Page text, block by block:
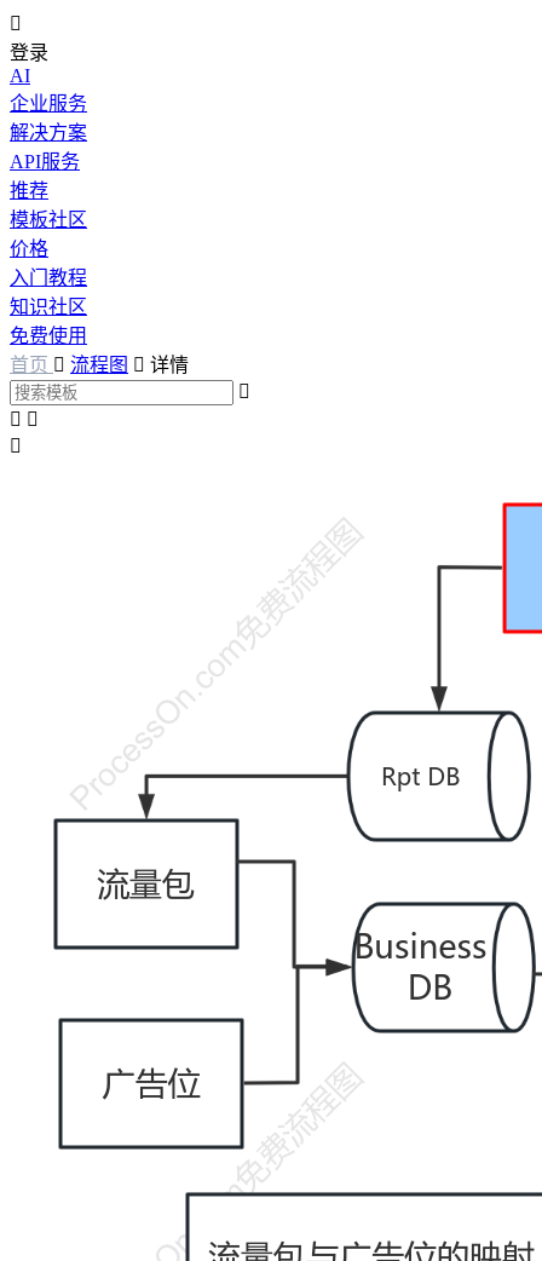

登录
AI
企业服务
解决方案
API服务
推荐
模板社区
价格
入门教程
知识社区
免费使用
首页  流程图  详情

 
